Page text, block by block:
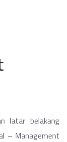
latar belakang
– Management